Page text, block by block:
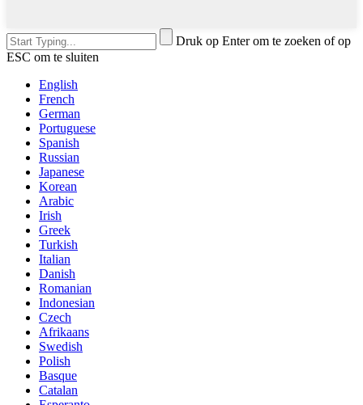
Druk op Enter om te zoeken of op
ESC om te sluiten
English
French
German
Portuguese
Spanish
Russian
Japanese
Korean
Arabic
Irish
Greek
Turkish
Italian
Danish
Romanian
Indonesian
Czech
Afrikaans
Swedish
Polish
Basque
Catalan